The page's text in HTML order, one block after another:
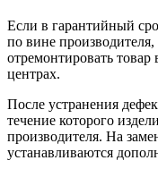
Если в гарантийный
по вине
отремонтировать
центрах.
После устранения
течение которого
производителя. На
устанавливаются